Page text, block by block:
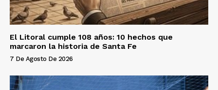
El Litoral cumple 108 años: 10 hechos que
marcaron la historia de Santa Fe
7 De Agosto De 2026